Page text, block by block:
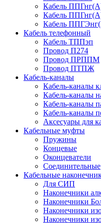
Кабель
Кабель
Кабель
Кабель телефонный
Кабель ТППэп
Провод П274
Провод ПРППМ
Провод ПТПЖ
Кабель-каналы
Кабель-каналы
Кабель-каналы
Кабель-каналы
Кабель-каналы
Аксесуары для
Кабельные муфты
Пружины
Концевые
Оконцеватели
Соединительные
Кабельные
Для СИП
Наконечники
Наконечники
Наконечники
Наконечники